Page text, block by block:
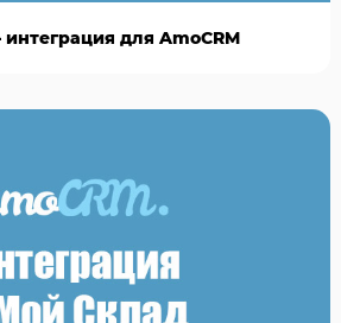
для AmoCRM